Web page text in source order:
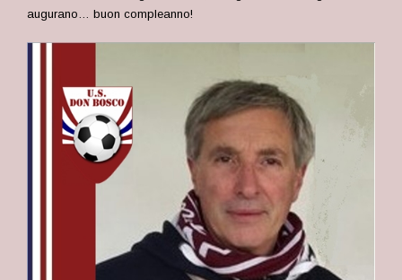
augurano… buon compleanno!